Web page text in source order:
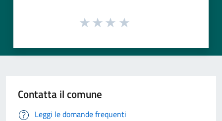
Contatta il comune
Leggi le domande frequenti